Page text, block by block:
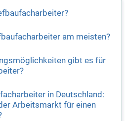
am meisten?
gibt es für
in Deutschland:
Arbeitsmarkt für einen